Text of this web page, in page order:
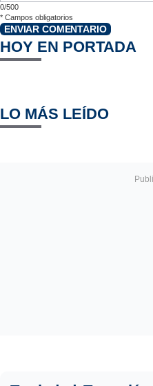
0/500
* Campos obligatorios
ENVIAR COMENTARIO
HOY EN PORTADA
LO MÁS LEÍDO